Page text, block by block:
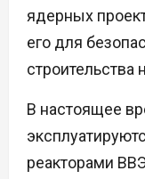
ядерных
его для
строительства
В настоящее
реакторами